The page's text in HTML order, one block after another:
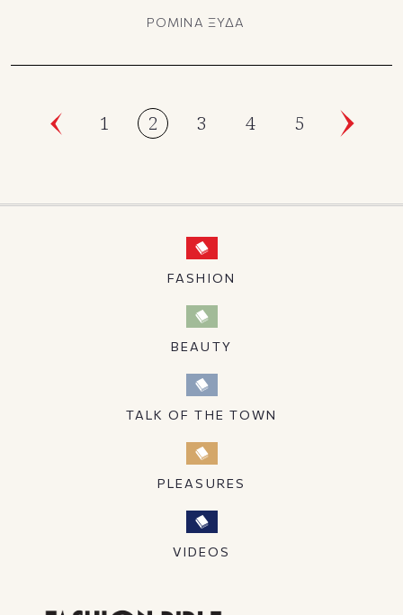
ΡΟΜΙΝΑ ΞΥΔΑ
1 2 3 4 5
FASHION
BEAUTY
TALK OF THE TOWN
PLEASURES
VIDEOS